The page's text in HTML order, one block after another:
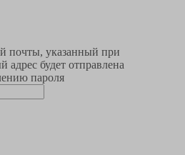
почты, указанный при
адрес будет отправлена
пароля